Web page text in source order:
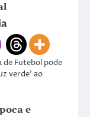
de Futebol pode
verde’ ao
e